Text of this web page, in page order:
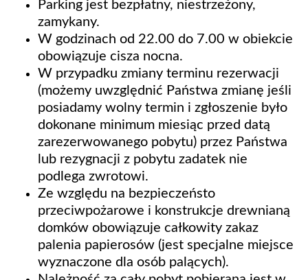
Parking jest bezpłatny, niestrzeżony,
zamykany.
W godzinach od 22.00 do 7.00 w obiekcie
obowiązuje cisza nocna.
W przypadku zmiany terminu rezerwacji
(możemy uwzględnić Państwa zmianę jeśli
posiadamy wolny termin i zgłoszenie było
dokonane minimum miesiąc przed datą
zarezerwowanego pobytu) przez Państwa
lub rezygnacji z pobytu zadatek nie
podlega zwrotowi.
Ze względu na bezpieczeństo
przeciwpożarowe i konstrukcje drewnianą
domków obowiązuje całkowity zakaz
palenia papierosów (jest specjalne miejsce
wyznaczone dla osób palących).